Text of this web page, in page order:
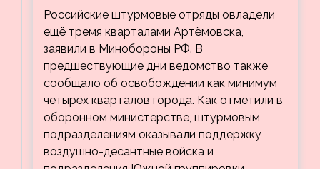
заявили об освобождении ещё трёх
кварталов Артёмовска
Российские штурмовые отряды овладели
ещё тремя кварталами Артёмовска,
заявили в Минобороны РФ. В
предшествующие дни ведомство также
сообщало об освобождении как минимум
четырёх кварталов города. Как отметили в
оборонном министерстве, штурмовым
подразделениям оказывали поддержку
воздушно-десантные войска и